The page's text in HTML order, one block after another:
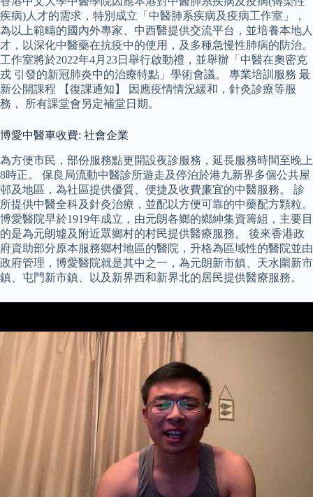
疾病)人才的需求，特別成立「中醫肺系疾病及疫病工作室」，
為以上範疇的國內外專家、中西醫提供交流平台，並培養本地人
才，以深化中醫藥在抗疫中的使用，及多種急慢性肺病的防治。
工作室將於2022年4月23日舉行啟動禮，並舉辦「中醫在奧密克
戎 引發的新冠肺炎中的治療特點」學術會議。 專業培訓服務 最
新公開課程 【復課通知】 因應疫情情況緩和，針灸診療等服
務， 所有課堂會另定補堂日期。
博愛中醫車收費: 社會企業
為方便市民，部份服務點更開設夜診服務，延長服務時間至晚上
8時正。 保良局流動中醫診所遊走及停泊於港九新界多個公共屋
邨及地區，為社區提供優質、便捷及收費廉宜的中醫服務。 診
所提供中醫全科及針灸治療，並配以方便可靠的中藥配方顆粒。
博愛醫院早於1919年成立，由元朗各鄉的鄉紳集資籌組，主要目
的是為元朗墟及附近眾鄉村的村民提供醫療服務。 後來香港政
府資助部分原本服務鄉村地區的醫院，升格為區域性的醫院並由
政府管理，博愛醫院就是其中之一，為元朗新市鎮、天水圍新市
鎮、屯門新市鎮、以及新界西和新界北的居民提供醫療服務。